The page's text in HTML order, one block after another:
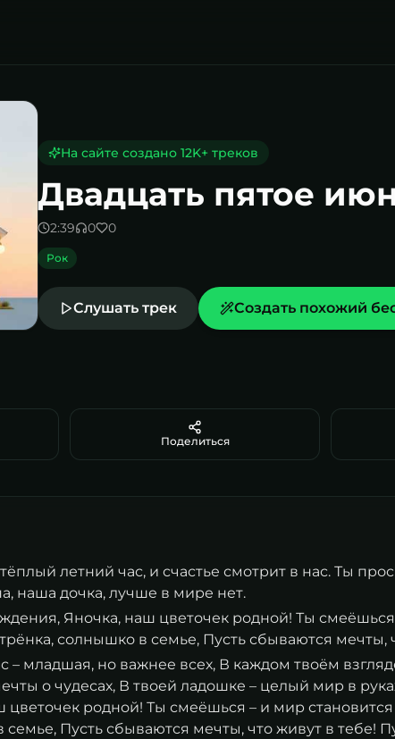
На сайте создано 12K+ треков
Двадцать пятое
2:39 0 0
Рок
Слушать трек Создать похожий
Поделиться
летний час, и счастье смотрит в нас. Ты
наша дочка, лучше в мире нет.
Яночка, наш цветочек родной! Ты смеёшься
солнышко в семье, Пусть сбываются мечты,
– младшая, но важнее всех, В каждом твоём
о чудесах, В твоей ладошке – целый мир в
цветочек родной! Ты смеёшься – и мир
семье, Пусть сбываются мечты, что живут в тебе!